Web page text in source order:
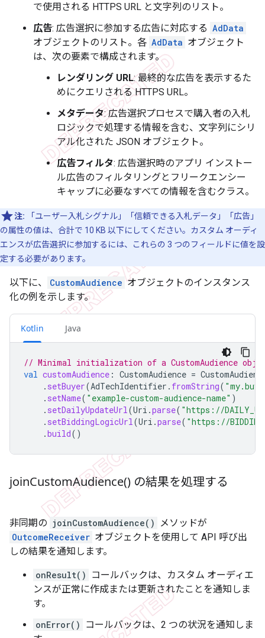
で使用される HTTPS URL と文字列のリスト。
広告: 広告選択に参加する広告に対応する AdData
オブジェクトのリスト。各 AdData オブジェクト
は、次の要素で構成されます。
レンダリング URL: 最終的な広告を表示するた
めにクエリされる HTTPS URL。
メタデータ: 広告選択プロセスで購入者の入札
ロジックで処理する情報を含む、文字列にシリ
アル化された JSON オブジェクト。
広告フィルタ: 広告選択時のアプリ インストー
ル広告のフィルタリングとフリークエンシー
キャップに必要なすべての情報を含むクラス。
注: 「ユーザー入札シグナル」「信頼できる入札データ」「広告」
の属性の値は、合計で 10 KB 以下にしてください。カスタム オーディ
エンスが広告選択に参加するには、これらの 3 つのフィールドに値を設
定する必要があります。
以下に、 CustomAudience オブジェクトのインスタンス
化の例を示します。
Kotlin Java
// Minimal initialization of a CustomAudience
val customAudience : CustomAudience =
. setBuyer(AdTechIdentifier . fromString(
. setName( "example-custom-audience-name" )
. setDailyUpdateUrl (Uri .parse( "https://
. setBiddingLogicUrl (Uri .parse( "https://
.build()
joinCustomAudience() の結果を処理する
非同期の joinCustomAudience()
メソッドが
OutcomeReceiver オブジェクトを使用して API 呼び出
しの結果を通知します。
onResult()
コールバックは、カスタム オーディエ
ンスが正常に作成または更新されたことを通知しま
す。
onError()
コールバックは、2 つの状況を通知しま